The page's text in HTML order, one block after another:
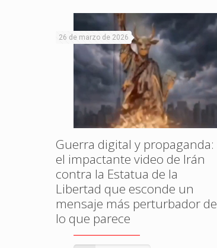
26 de marzo de 2026
Guerra digital y propaganda:
el impactante video de Irán
contra la Estatua de la
Libertad que esconde un
mensaje más perturbador de
lo que parece